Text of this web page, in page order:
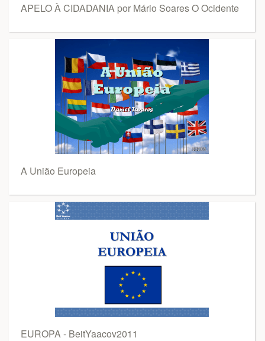
APELO À CIDADANIA por Mário Soares O Ocidente
A União Europeia
EUROPA - BeitYaacov2011